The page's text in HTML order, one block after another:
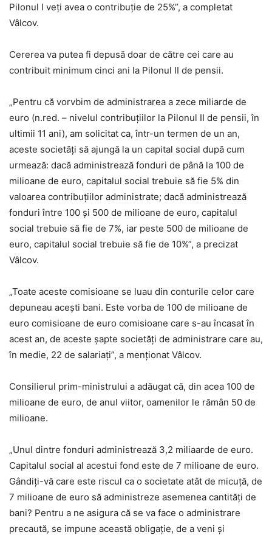
Pilonul I veți avea o contribuție de 25%”, a completat
Vâlcov.
Cererea va putea fi depusă doar de către cei care au
contribuit minimum cinci ani la Pilonul II de pensii.
„Pentru că vorvbim de administrarea a zece miliarde de
euro (n.red. – nivelul contribuțiilor la Pilonul II de pensii, în
ultimii 11 ani), am solicitat ca, într-un termen de un an,
aceste societăți să ajungă la un capital social după cum
urmează: dacă administrează fonduri de până la 100 de
milioane de euro, capitalul social trebuie să fie 5% din
valoarea contribuțiilor administrate; dacă administrează
fonduri între 100 și 500 de milioane de euro, capitalul
social trebuie să fie de 7%, iar peste 500 de milioane de
euro, capitalul social trebuie să fie de 10%”, a precizat
Vâlcov.
„Toate aceste comisioane se luau din conturile celor care
depuneau acești bani. Este vorba de 100 de milioane de
euro comisioane de euro comisioane care s-au încasat în
acest an, de aceste șapte societăți de administrare care au,
în medie, 22 de salariați”, a menționat Vâlcov.
Consilierul prim-ministrului a adăugat că, din acea 100 de
milioane de euro, de anul viitor, oamenilor le rămân 50 de
milioane.
„Unul dintre fonduri administrează 3,2 miliaarde de euro.
Capitalul social al acestui fond este de 7 milioane de euro.
Gândiți-vă care este riscul ca o societate atât de micuță, de
7 milioane de euro să administreze asemenea cantități de
bani? Pentru a ne asigura că se va face o administrare
precaută, se impune această obligație, de a veni și